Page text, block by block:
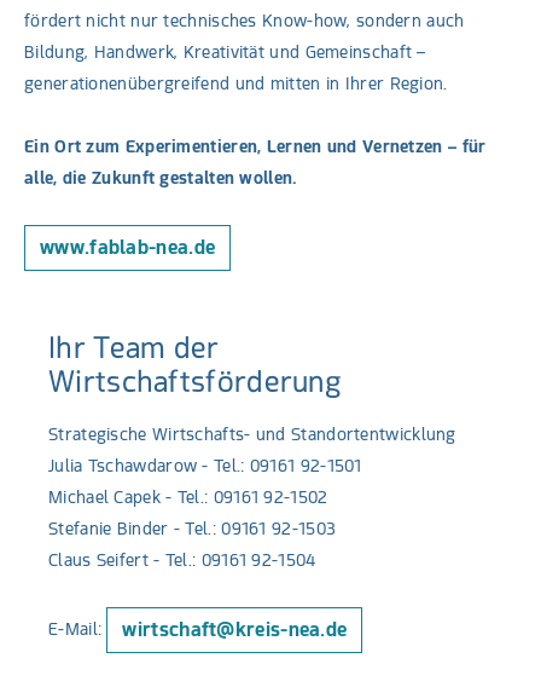
fördert nicht nur technisches Know-how, sondern auch
Bildung, Handwerk, Kreativität und Gemeinschaft –
generationenübergreifend und mitten in Ihrer Region.
Ein Ort zum Experimentieren, Lernen und Vernetzen – für
alle, die Zukunft gestalten wollen.
www.fablab-nea.de
Ihr Team der
Wirtschaftsförderung
Strategische Wirtschafts- und Standortentwicklung
Julia Tschawdarow - Tel.: 09161 92-1501
Michael Capek - Tel.: 09161 92-1502
Stefanie Binder - Tel.: 09161 92-1503
Claus Seifert - Tel.: 09161 92-1504
E-Mail: wirtschaft@kreis-nea.de